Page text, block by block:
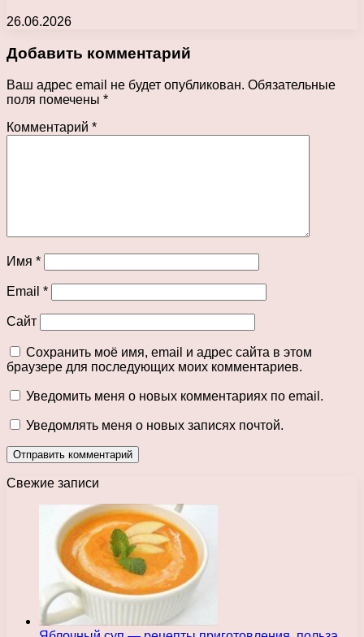
26.06.2026
Добавить комментарий
Ваш адрес email не будет опубликован. Обязательные
поля помечены *
Комментарий *
Имя *
Email *
Сайт
Сохранить моё имя, email и адрес сайта в этом
браузере для последующих моих комментариев.
Уведомить меня о новых комментариях по email.
Уведомлять меня о новых записях почтой.
Свежие записи